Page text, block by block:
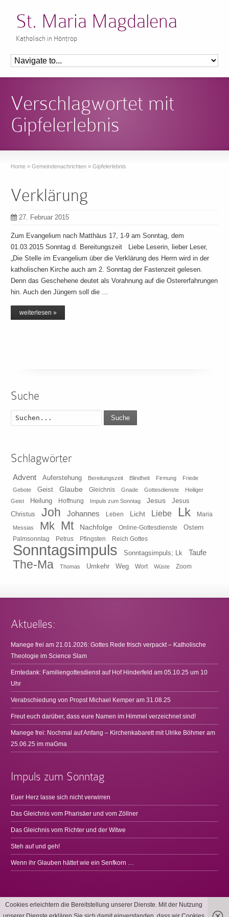
St. Maria Magdalena
Katholisch in Höntrop
Verschlagwortet mit
Gipfelerlebnis
Home » Gemeindenachrichten » Gipfelerlebnis
Verklärung
27. Februar 2015
Zum Evangelium nach Matthäus 17, 1-9 am Sonntag, dem
01.03.2015 Sonntag d. Bereitungszeit Liebe Leserin, lieber Leser,
„Die Stelle im Evangelium über die Verklärung des Herrn wird in der
katholischen Kirche auch am 2. Sonntag der Fastenzeit gelesen.
Denn das Geschehene deutet als Vorahnung auf die Ostererfahrungen
hin. Auch den Jüngern soll die …
weiterlesen »
Suche
Suche
Schlagwörter
Advent Auferstehung Bereitungszeit Blindheit Firmung
Friede
Gebote
Geist Glaube Gleichnis Gnade Gottesdienste
Heiliger
Geist
Heilung Hoffnung Impuls zum Sonntag Jesus
Jesus
Christus
Joh Johannes Leben Licht Liebe Lk Maria
Messias Mk Mt Nachfolge Online-Gottesdienste Ostern
Palmsonntag Petrus Pfingsten Reich Gottes
Sonntagsimpuls Sonntagsimpuls; Lk Taufe
The-Ma Thomas Umkehr Weg Wort Wüste Zoom
Aktuelles:
Manege frei am 21.01.2026: Gottes Rede frisch verpackt – Katholische
Theologie im Science Slam
Erntedank: Familiengottesdienst auf Hof Hinderfeld am 05.10.25 um 10
Uhr
Verabschiedung von Propst Michael Kemper am 31.08.25
Freut euch darüber, dass eure Namen im Himmel verzeichnet sind!
Manege frei: Nochmal auf Anfang – Kirchenkabarett mit Ulrike Böhmer am
25.06.25 im maGma
Impuls zum Sonntag
Euer Herz lasse sich nicht verwirren
Das Gleichnis vom Pharisäer und vom Zöllner
Das Gleichnis vom Richter und der Witwe
Steh auf und geh!
Wenn ihr Glauben hättet wie ein Senfkorn …
Cookies erleichtern die Bereitstellung unserer Dienste. Mit der Nutzung